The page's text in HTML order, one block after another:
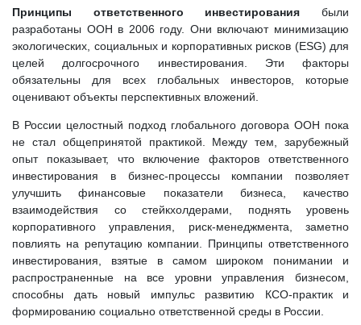
Принципы ответственного инвестирования были
разработаны ООН в 2006 году. Они включают минимизацию
экологических, социальных и корпоративных рисков (ESG) для
целей долгосрочного инвестирования. Эти факторы
обязательны для всех глобальных инвесторов, которые
оценивают объекты перспективных вложений.
В России целостный подход глобального договора ООН пока
не стал общепринятой практикой. Между тем, зарубежный
опыт показывает, что включение факторов ответственного
инвестирования в бизнес-процессы компании позволяет
улучшить финансовые показатели бизнеса, качество
взаимодействия со стейкхолдерами, поднять уровень
корпоративного управления, риск-менеджмента, заметно
повлиять на репутацию компании. Принципы ответственного
инвестирования, взятые в самом широком понимании и
распространенные на все уровни управления бизнесом,
способны дать новый импульс развитию КСО-практик и
формированию социально ответственной среды в России.